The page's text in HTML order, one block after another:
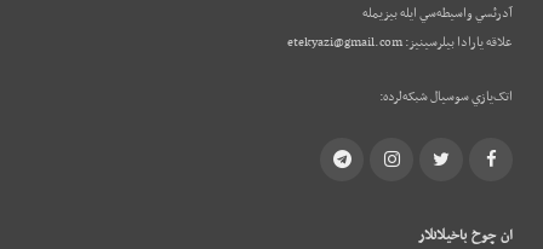
آدرئسي واسيطه‌سي ايله بيزيمله
علاقه يارادا بيلرسينيز:etekyazi@gmail.com
اتک‌يازي سوسيال شبکه‌لرده:
Facebook
Twitter
Instagram
Telegram
ان چوخ باخيلانلار